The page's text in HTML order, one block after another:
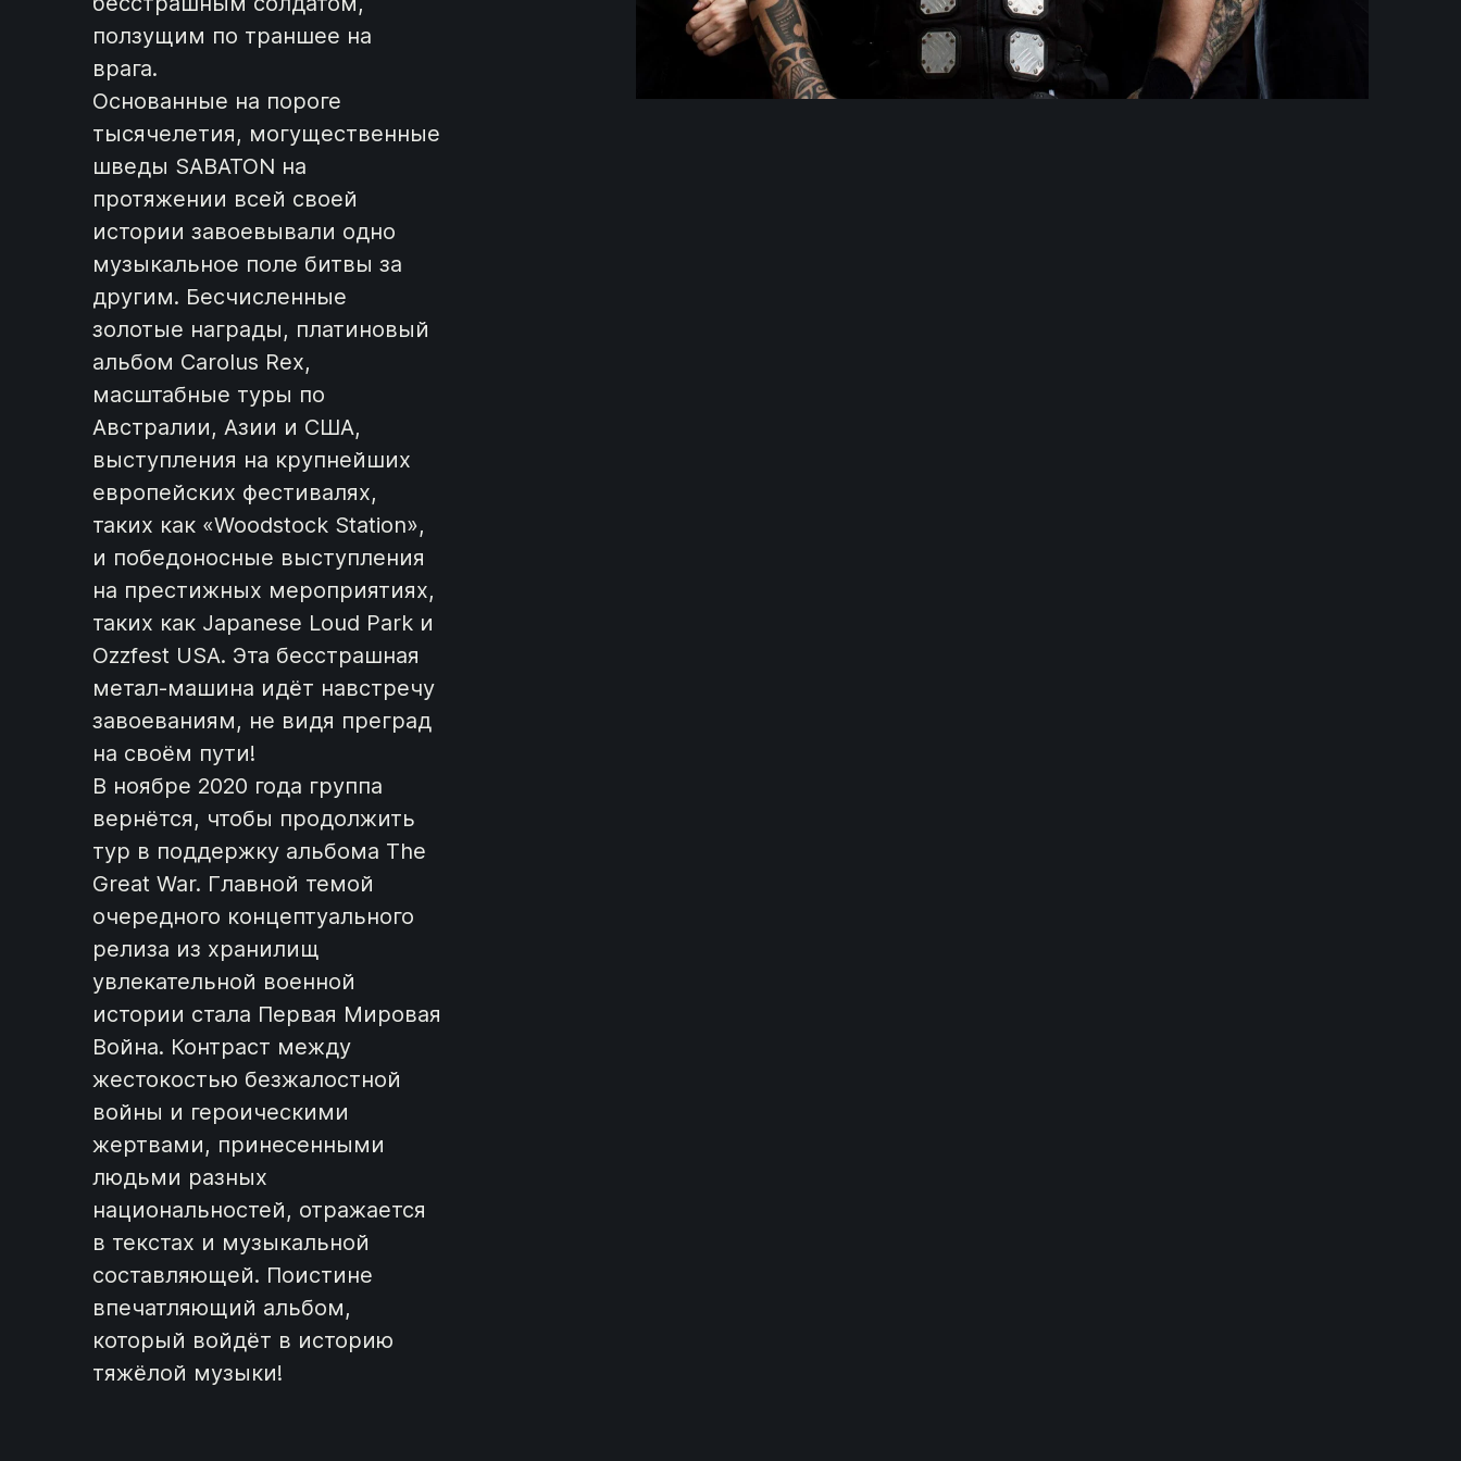
ползущим по траншее на
врага.
Основанные на пороге
тысячелетия, могущественные
шведы SABATON на
протяжении всей своей
истории завоевывали одно
музыкальное поле битвы за
другим. Бесчисленные
золотые награды, платиновый
альбом Carolus Rex,
масштабные туры по
Австралии, Азии и США,
выступления на крупнейших
европейских фестивалях,
таких как «Woodstock Station»,
и победоносные выступления
на престижных мероприятиях,
таких как Japanese Loud Park и
Ozzfest USA. Эта бесстрашная
метал-машина идёт навстречу
завоеваниям, не видя преград
на своём пути!
В ноябре 2020 года группа
вернётся, чтобы продолжить
тур в поддержку альбома The
Great War. Главной темой
очередного концептуального
релиза из хранилищ
увлекательной военной
истории стала Первая Мировая
Война. Контраст между
жестокостью безжалостной
войны и героическими
жертвами, принесенными
людьми разных
национальностей, отражается
в текстах и музыкальной
составляющей. Поистине
впечатляющий альбом,
который войдёт в историю
тяжёлой музыки!